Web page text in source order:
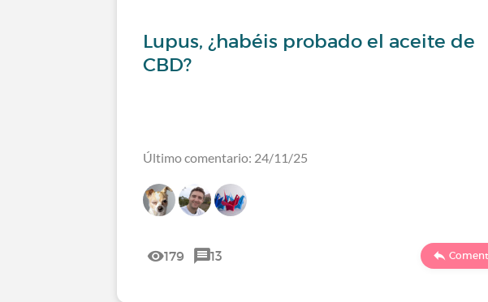
Lupus, ¿habéis probado el aceite de
CBD?
Último comentario: 24/11/25
179 13